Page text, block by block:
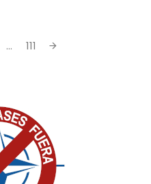
... 111